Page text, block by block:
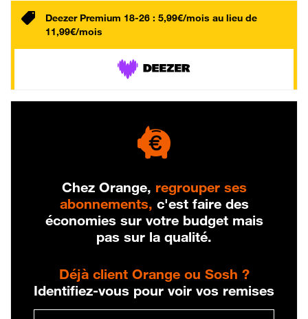
Deezer Premium 18-26 : 5,99€/mois au lieu de
11,99€/mois
Chez Orange, regrouper ses
abonnements, c'est faire des
économies sur votre budget mais
pas sur la qualité.
Déjà client Orange ou Sosh ?
Identifiez-vous pour voir vos remises